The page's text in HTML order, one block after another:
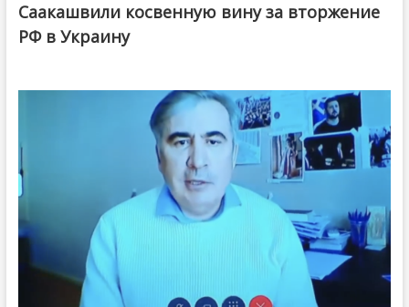
Саакашвили косвенную вину за вторжение
РФ в Украину